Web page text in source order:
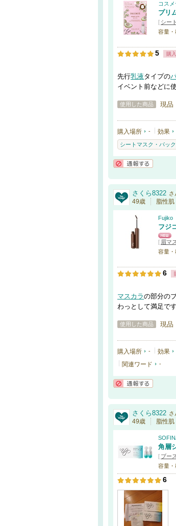
コス
プリ
[ シー
容量・
5 購
先行乳液タイプの
イベント前などに
使用した商品 現品
購入場所 - 効果
シートマスク・パック
さくら8322 さ
49歳 脂性肌
Fujiko
フジ
[ 眉マ
容量・
6
マスカラの部分の
わっとして満足です
使用した商品 現品
購入場所 - 効果
関連ワード -
さくら8322 さ
49歳 脂性肌
角層
[ ブー
容量・
6